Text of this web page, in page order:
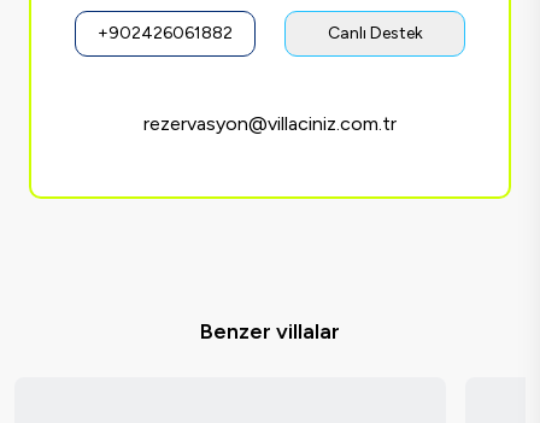
+902426061882 Canlı Destek
rezervasyon@villaciniz.com.tr
Benzer villalar